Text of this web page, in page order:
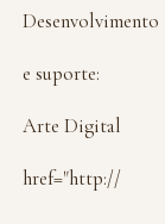
Desenvolvimento
e suporte:
Arte Digital
href="http://